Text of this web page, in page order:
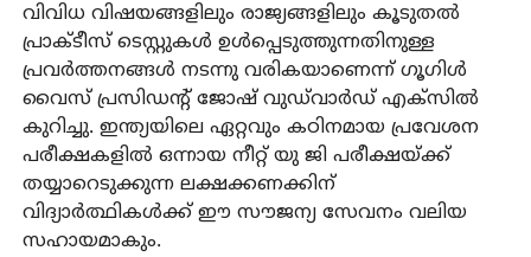
വിവിധ വിഷയങ്ങളിലും രാജ്യങ്ങളിലും കൂടുതൽ
പ്രാക്ടീസ് ടെസ്റ്റുകൾ ഉൾപ്പെടുത്തുന്നതിനുള്ള
പ്രവർത്തനങ്ങൾ നടന്നു വരികയാണെന്ന് ഗൂഗിൾ
വൈസ് പ്രസിഡന്റ് ജോഷ് വുഡ്‌വാർഡ് എക്സിൽ
കുറിച്ചു. ഇന്ത്യയിലെ ഏറ്റവും കഠിനമായ പ്രവേശന
പരീക്ഷകളിൽ ഒന്നായ നീറ്റ് യു ജി പരീക്ഷയ്ക്ക്
തയ്യാറെടുക്കുന്ന ലക്ഷക്കണക്കിന്
വിദ്യാർത്ഥികൾക്ക് ഈ സൗജന്യ സേവനം വലിയ
സഹായമാകും.